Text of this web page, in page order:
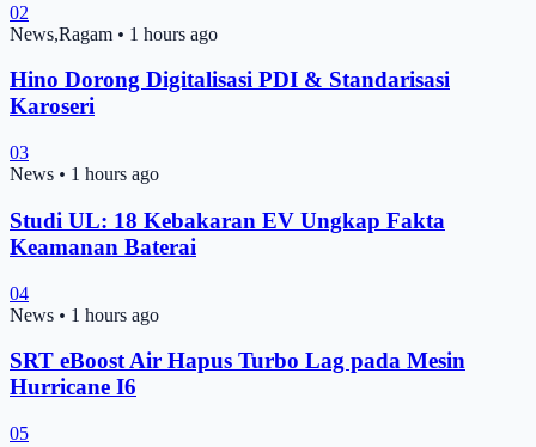
02
News,Ragam • 1 hours ago
Hino Dorong Digitalisasi PDI & Standarisasi
Karoseri
03
News • 1 hours ago
Studi UL: 18 Kebakaran EV Ungkap Fakta
Keamanan Baterai
04
News • 1 hours ago
SRT eBoost Air Hapus Turbo Lag pada Mesin
Hurricane I6
05